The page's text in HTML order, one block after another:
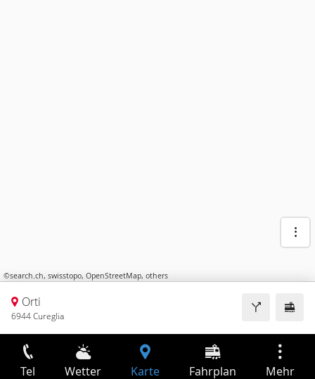
©search.ch, swisstopo, OpenStreetMap, others
Orti
6944 Cureglia
Tel Wetter Karte Fahrplan Mehr